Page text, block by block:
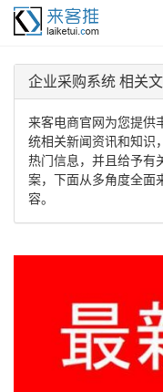
企业采购系统 相关
来客电商官网为您提供
统相关新闻资讯和知识
热门信息，并且给予有
案，下面从多角度全面
容。